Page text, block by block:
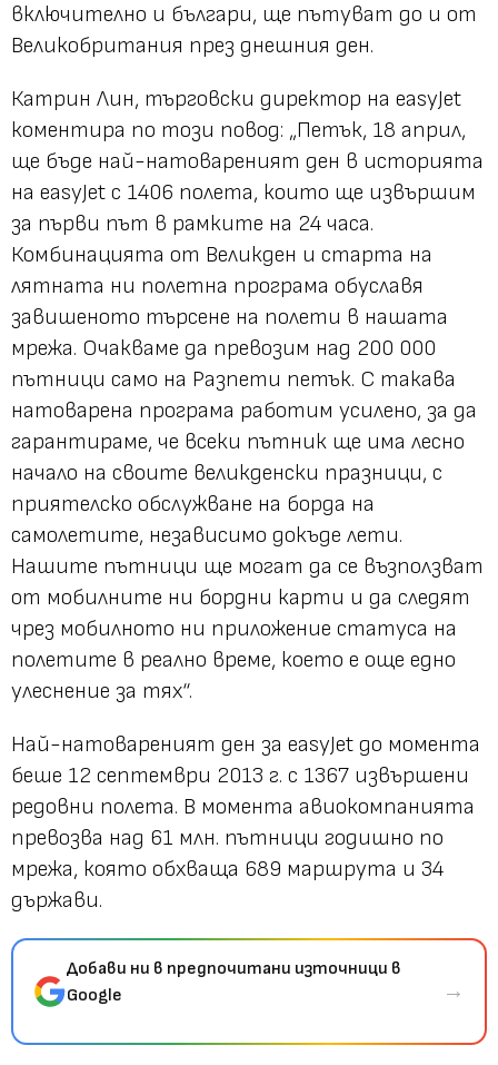
включително и българи, ще пътуват до и от
Великобритания през днешния ден.
Катрин Лин, търговски директор на easyJet
коментира по този повод: „Петък, 18 април,
ще бъде най-натовареният ден в историята
на еasyJet с 1406 полета, които ще извършим
за първи път в рамките на 24 часа.
Комбинацията от Великден и старта на
лятната ни полетна програма обуславя
завишеното търсене на полети в нашата
мрежа. Очакваме да превозим над 200 000
пътници само на Разпети петък. С такава
натоварена програма работим усилено, за да
гарантираме, че всеки пътник ще има лесно
начало на своите великденски празници, с
приятелско обслужване на борда на
самолетите, независимо докъде лети.
Нашите пътници ще могат да се възползват
от мобилните ни бордни карти и да следят
чрез мобилното ни приложение статуса на
полетите в реално време, което е още едно
улеснение за тях“.
Най-натовареният ден за easyJet до момента
беше 12 септември 2013 г. с 1367 извършени
редовни полета. В момента авиокомпанията
превозва над 61 млн. пътници годишно по
мрежа, която обхваща 689 маршрута и 34
държави.
Добави ни в предпочитани източници в
Google
→